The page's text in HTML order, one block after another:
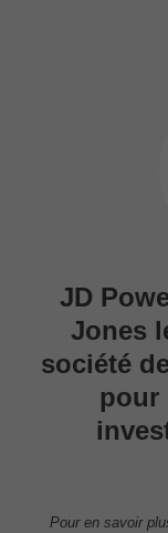
JD
Jones
société
pour
Pour en savoir